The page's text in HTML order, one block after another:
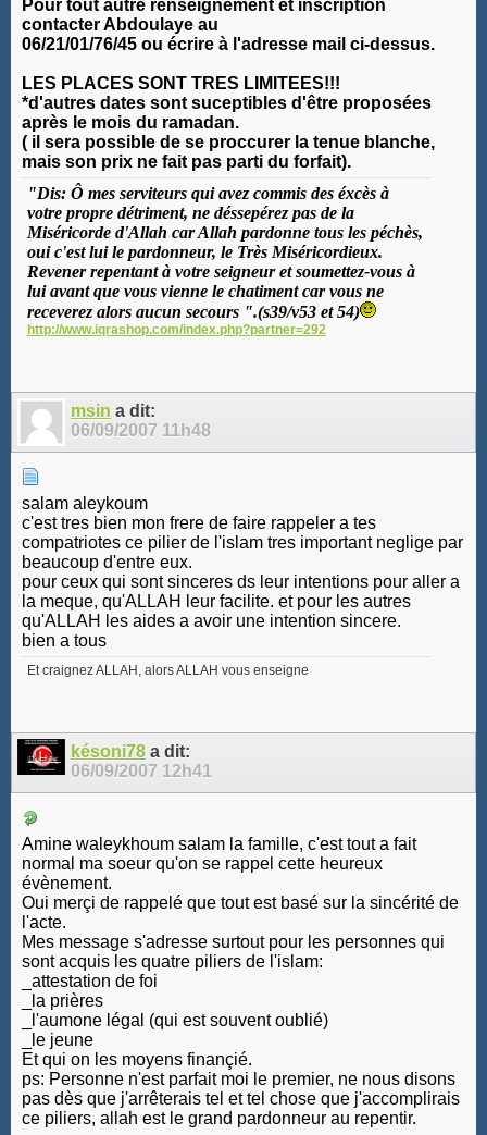
Pour tout autre renseignement et inscription
contacter Abdoulaye au
06/21/01/76/45 ou écrire à l'adresse mail ci-dessus.
LES PLACES SONT TRES LIMITEES!!!
*d'autres dates sont suceptibles d'être proposées
après le mois du ramadan.
( il sera possible de se proccurer la tenue blanche,
mais son prix ne fait pas parti du forfait).
"Dis: Ô mes serviteurs qui avez commis des éxcès à
votre propre détriment, ne déssepérez pas de la
Miséricorde d'Allah car Allah pardonne tous les péchès,
oui c'est lui le pardonneur, le Très Miséricordieux.
Revener repentant à votre seigneur et soumettez-vous à
lui avant que vous vienne le chatiment car vous ne
receverez alors aucun secours ".(s39/v53 et 54)
http://www.iqrashop.com/index.php?partner=292
msin a dit:
06/09/2007 11h48
salam aleykoum
c'est tres bien mon frere de faire rappeler a tes
compatriotes ce pilier de l'islam tres important neglige par
beaucoup d'entre eux.
pour ceux qui sont sinceres ds leur intentions pour aller a
la meque, qu'ALLAH leur facilite. et pour les autres
qu'ALLAH les aides a avoir une intention sincere.
bien a tous
Et craignez ALLAH, alors ALLAH vous enseigne
késoni78 a dit:
06/09/2007 12h41
Amine waleykhoum salam la famille, c'est tout a fait
normal ma soeur qu'on se rappel cette heureux
évènement.
Oui merçi de rappelé que tout est basé sur la sincérité de
l'acte.
Mes message s'adresse surtout pour les personnes qui
sont acquis les quatre piliers de l'islam:
_attestation de foi
_la prières
_l'aumone légal (qui est souvent oublié)
_le jeune
Et qui on les moyens finançié.
ps: Personne n'est parfait moi le premier, ne nous disons
pas dès que j'arrêterais tel et tel chose que j'accomplirais
ce piliers, allah est le grand pardonneur au repentir.